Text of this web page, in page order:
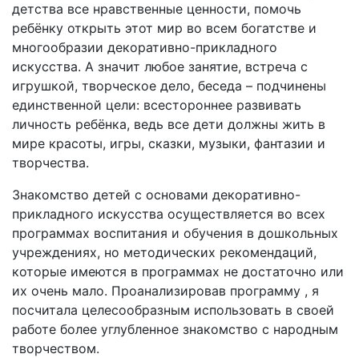
детства все нравственные ценности, помочь
ребёнку открыть этот мир во всем богатстве и
многообразии декоративно-прикладного
искусства. А значит любое занятие, встреча с
игрушкой, творческое дело, беседа – подчинены
единственной цели: всестороннее развивать
личность ребёнка, ведь все дети должны жить в
мире красоты, игры, сказки, музыки, фантазии и
творчества.
Знакомство детей с основами декоративно-
прикладного искусства осуществляется во всех
программах воспитания и обучения в дошкольных
учреждениях, но методических рекомендаций,
которые имеются в программах не достаточно или
их очень мало. Проанализировав программу , я
посчитала целесообразным использовать в своей
работе более углубленное знакомство с народным
творчеством.